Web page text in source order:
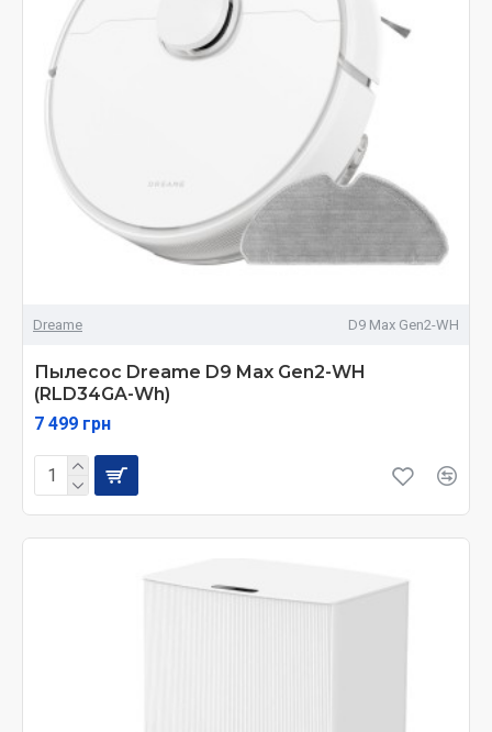
Dreame D9 Max Gen2-WH
Пылесос Dreame D9 Max Gen2-WH
(RLD34GA-Wh)
7 499 грн